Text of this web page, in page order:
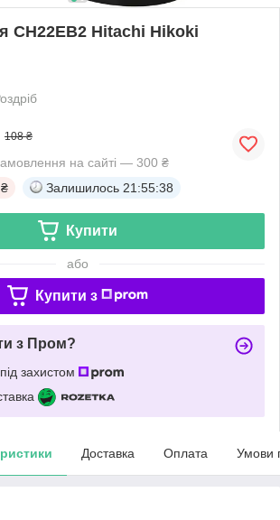
CH22EB2 Hitachi Hikoki
108 ₴
на сайті — 300 ₴
Залишилось 21:55:38
Купити
або
Купити з
з Пром?
захистом
Доставка Оплата Умови